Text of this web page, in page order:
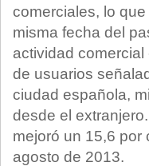
comerciales, lo
misma fecha del
actividad
de usuarios
ciudad española,
desde el
mejoró un 15,6 por
agosto de 2013.